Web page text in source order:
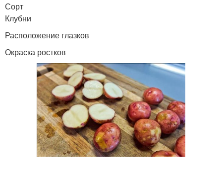
Сорт
Клубни
Расположение глазков
Окраска ростков